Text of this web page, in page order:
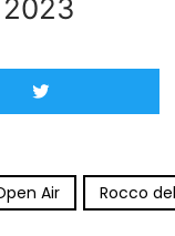
Air Rocco